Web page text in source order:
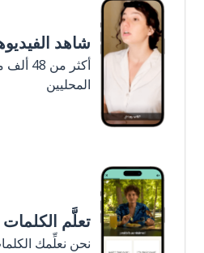
شاهد
أكثر
المحليين
تعلَّم الكلمات
نحن نعلِّمك